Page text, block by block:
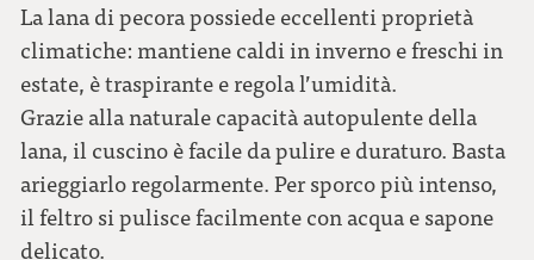
La lana di pecora possiede eccellenti proprietà
climatiche: mantiene caldi in inverno e freschi in
estate, è traspirante e regola l’umidità.
Grazie alla naturale capacità autopulente della
lana, il cuscino è facile da pulire e duraturo. Basta
arieggiarlo regolarmente. Per sporco più intenso,
il feltro si pulisce facilmente con acqua e sapone
delicato.